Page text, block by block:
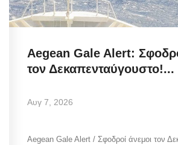
Aegean Gale Alert:
τον Δεκαπενταύγουστο!...
Αυγ 7, 2026
Aegean Gale Alert / Σφοδροί άνεμοι τον